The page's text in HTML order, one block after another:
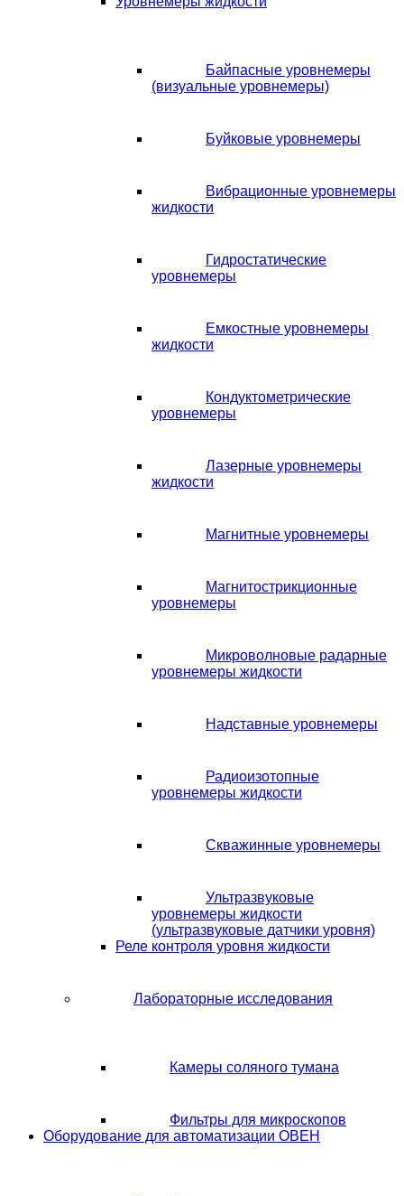
Байпасные уровнемеры
(визуальные уровнемеры)
Буйковые уровнемеры
Вибрационные уровнемеры
жидкости
Гидростатические
уровнемеры
Емкостные уровнемеры
жидкости
Кондуктометрические
уровнемеры
Лазерные уровнемеры
жидкости
Магнитные уровнемеры
Магнитострикционные
уровнемеры
Микроволновые радарные
уровнемеры жидкости
Надставные уровнемеры
Радиоизотопные
уровнемеры жидкости
Скважинные уровнемеры
Ультразвуковые
уровнемеры жидкости
(ультразвуковые датчики уровня)
Реле контроля уровня жидкости
Лабораторные исследования
Камеры соляного тумана
Фильтры для микроскопов
Оборудование для автоматизации ОВЕН